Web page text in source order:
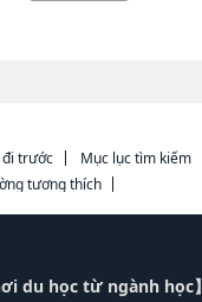
đi trước Mục lục tìm kiếm
tương thích
du học từ ngành học】